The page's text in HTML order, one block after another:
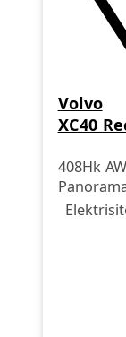
Volvo
XC40
408Hk
Drivstoff
Girkasse
årsmodell